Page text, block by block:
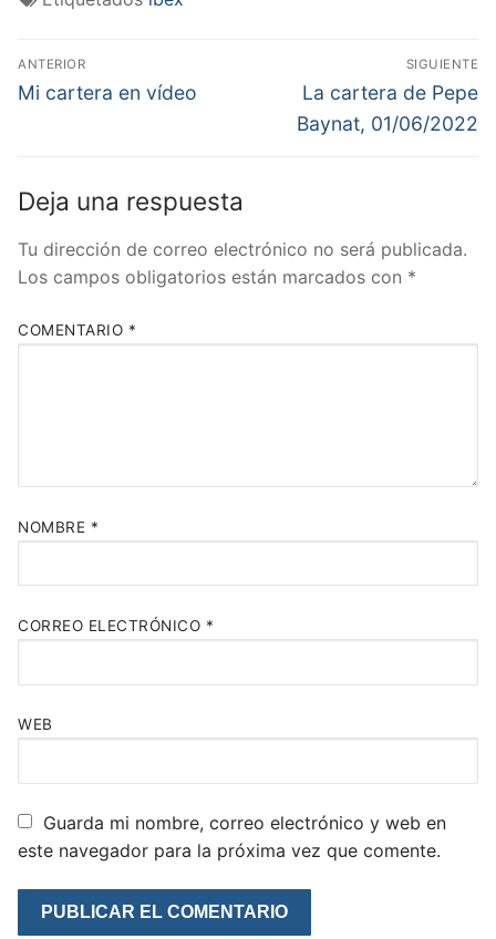
Navegación
de
ANTERIOR
Entrada
Mi cartera en vídeo
SIGUIENTE
Entrada
siguiente:
La cartera de Pepe
Baynat, 01/06/2022
Deja una respuesta
Tu dirección de correo electrónico no será publicada.
Los campos obligatorios están marcados con *
COMENTARIO *
NOMBRE *
CORREO ELECTRÓNICO *
WEB
Guarda mi nombre, correo electrónico y web en
este navegador para la próxima vez que comente.